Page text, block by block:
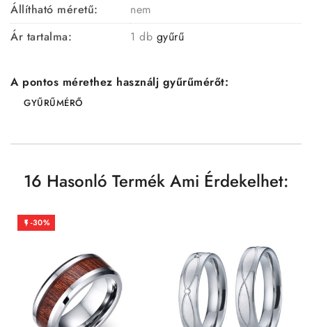
Állítható méretű:
nem
Ár tartalma:
1 db gyűrű
A pontos mérethez használj gyűrűmérőt:
GYŰRŰMÉRŐ
16 Hasonló Termék Ami Érdekelhet:
 -30%